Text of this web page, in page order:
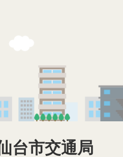
台市交通局